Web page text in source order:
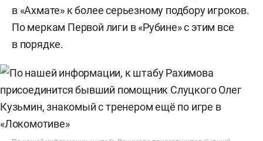
в «Ахмате» к более серьезному подбору игроков.
По меркам Первой лиги в «Рубине» с этим все
в порядке.